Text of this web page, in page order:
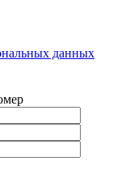
данных